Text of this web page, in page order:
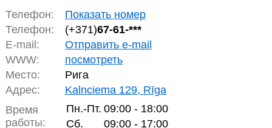
Телефон:
Показать номер
Телефон:
(+371)67-61-***
E-mail:
Отправить e-mail
WWW:
посмотреть
Место:
Рига
Адрес:
Kalnciema 129, Rīga
Время
работы:
Пн.-Пт. 09:00 - 18:00
Сб.
09:00 - 17:00